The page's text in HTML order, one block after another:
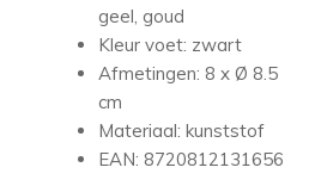
geel, goud
Kleur voet: zwart
Afmetingen: 8 x Ø 8.5
cm
Materiaal: kunststof
EAN: 8720812131656